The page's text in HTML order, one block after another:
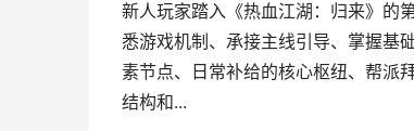
新人玩家踏入《热血江湖：归来》的
悉游戏机制、承接主线引导、掌握基
素节点、日常补给的核心枢纽、帮派
结构和...